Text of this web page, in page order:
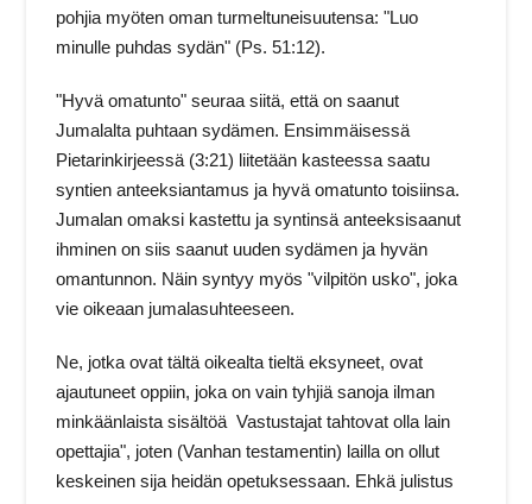
pohjia myöten oman turmeltuneisuutensa: "Luo
minulle puhdas sydän" (Ps. 51:12).
"Hyvä omatunto" seuraa siitä, että on saanut
Jumalalta puhtaan sydämen. Ensimmäisessä
Pietarinkirjeessä (3:21) liitetään kasteessa saatu
syntien anteeksiantamus ja hyvä omatunto toisiinsa.
Jumalan omaksi kastettu ja syntinsä anteeksisaanut
ihminen on siis saanut uuden sydämen ja hyvän
omantunnon. Näin syntyy myös "vilpitön usko", joka
vie oikeaan jumalasuhteeseen.
Ne, jotka ovat tältä oikealta tieltä eksyneet, ovat
ajautuneet oppiin, joka on vain tyhjiä sanoja ilman
minkäänlaista sisältöä Vastustajat tahtovat olla lain
opettajia", joten (Vanhan testamentin) lailla on ollut
keskeinen sija heidän opetuksessaan. Ehkä julistus